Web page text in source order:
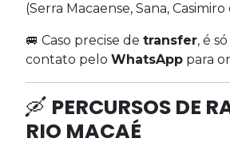
(Serra Macaense, Sana,
🚐 Caso precise de transfer, é
contato pelo WhatsApp para
🛶 PERCURSOS DE
RIO MACAÉ